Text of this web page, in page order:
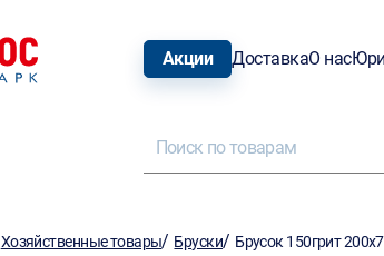
Акции ДоставкаО нас
Хозяйственные товары/ Бруски/ Брусок 150грит